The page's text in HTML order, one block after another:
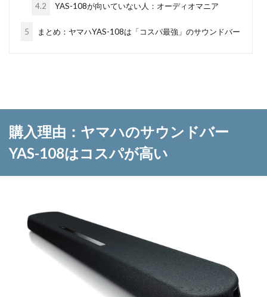
4.2 YAS-108が向いていない人：オーディオマニア
5 まとめ：ヤマハYAS-108は「コスパ最強」のサウンドバー
購入理由：ヤマハのサウンドバー
YAS-108はコスパが高い